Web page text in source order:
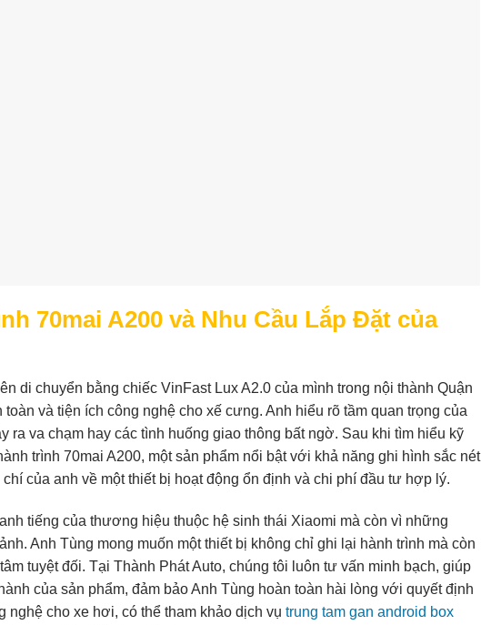
70mai A200 và Nhu Cầu Lắp Đặt của
di chuyển bằng chiếc VinFast Lux A2.0 của mình trong nội thành Quận
và tiện ích công nghệ cho xế cưng. Anh hiểu rõ tầm quan trọng của
va chạm hay các tình huống giao thông bất ngờ. Sau khi tìm hiểu kỹ
trình 70mai A200, một sản phẩm nổi bật với khả năng ghi hình sắc nét
của anh về một thiết bị hoạt động ổn định và chi phí đầu tư hợp lý.
tiếng của thương hiệu thuộc hệ sinh thái Xiaomi mà còn vì những
Anh Tùng mong muốn một thiết bị không chỉ ghi lại hành trình mà còn
tuyệt đối. Tại Thành Phát Auto, chúng tôi luôn tư vấn minh bạch, giúp
của sản phẩm, đảm bảo Anh Tùng hoàn toàn hài lòng với quyết định
nghệ cho xe hơi, có thể tham khảo dịch vụ trung tam gan android box